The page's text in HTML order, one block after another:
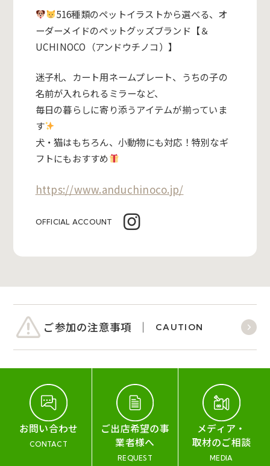
516種類のペットイラストから選べる、 オ
ーダーメイドのペットグッズブランド【＆
UCHINOCO（アンドウチノコ）】
迷子札、カート用ネームプレート、
うちの子の
名前が入れられるミラーなど、
毎日の暮らしに寄り添うアイテムが揃っていま
す
犬・猫はもちろん、小動物にも対応！特別なギ
フトにもおすすめ
https://www.anduchinoco.jp/
OFFICIAL ACCOUNT
ご参加の注意事項 CAUTION
お問い合わせ
CONTACT
ご出店希望の事
業者様へ
REQUEST
メディア・
取材のご相談
MEDIA